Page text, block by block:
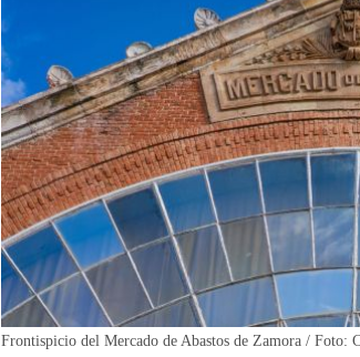
Frontispicio del Mercado de Abastos de Zamora / Foto: